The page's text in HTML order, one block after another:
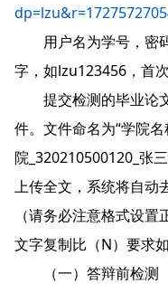
用户名为学号，密
字，如lzu123456，首
提交检测的毕业论
件。文件命名为“学院
院_320210500120_张
上传全文，系统将自动
（请务必注意格式设
文字复制比（N）要求
（一）答辩前检测